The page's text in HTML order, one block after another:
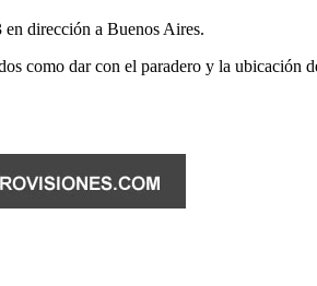
dirección a Buenos Aires.
como dar con el paradero y la ubicación